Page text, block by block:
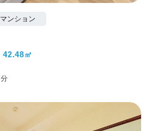
ンション
42.48㎡